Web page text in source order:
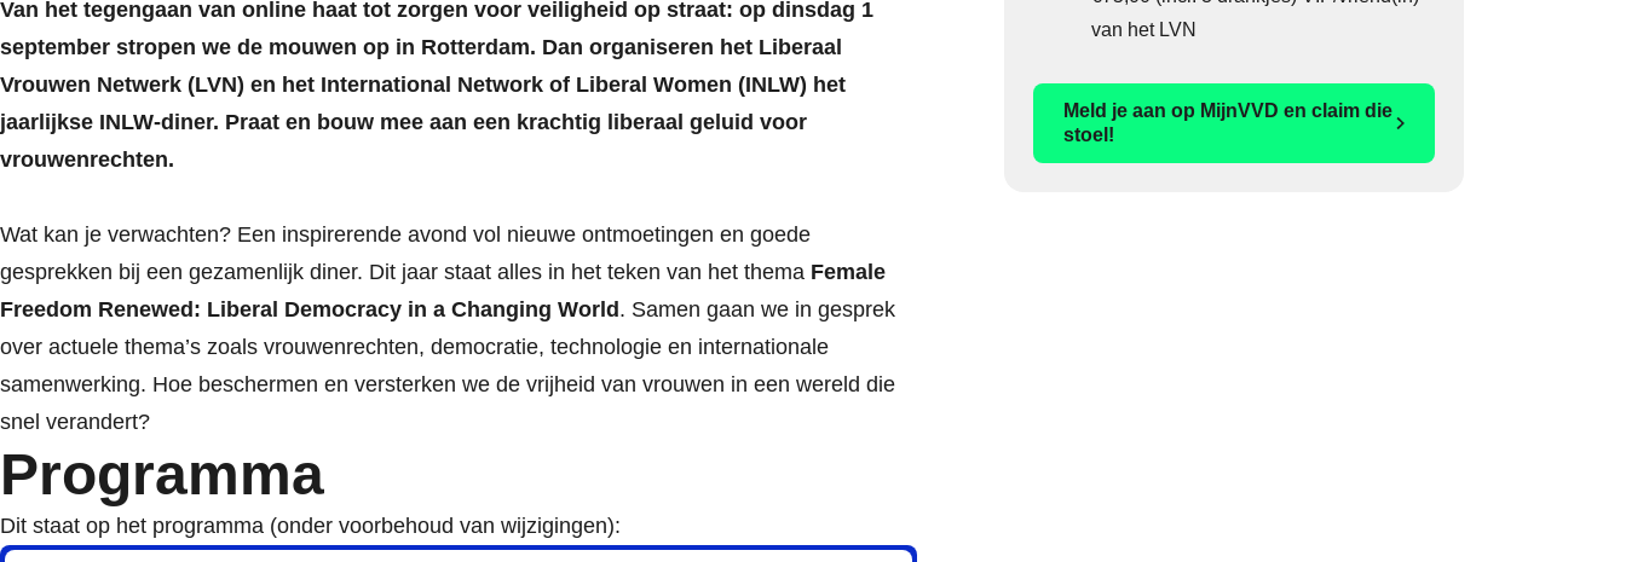
Van het tegengaan van online haat tot zorgen voor veiligheid op straat: op dinsdag 1
september stropen we de mouwen op in Rotterdam. Dan organiseren het Liberaal
Vrouwen Netwerk (LVN) en het International Network of Liberal Women (INLW) het
jaarlijkse INLW-diner. Praat en bouw mee aan een krachtig liberaal geluid voor
vrouwenrechten.
Wat kan je verwachten? Een inspirerende avond vol nieuwe ontmoetingen en goede
gesprekken bij een gezamenlijk diner. Dit jaar staat alles in het teken van het thema Female
Freedom Renewed: Liberal Democracy in a Changing World . Samen gaan we in gesprek
over actuele thema’s zoals vrouwenrechten, democratie, technologie en internationale
samenwerking. Hoe beschermen en versterken we de vrijheid van vrouwen in een wereld die
snel verandert?
Programma
Dit staat op het programma (onder voorbehoud van wijzigingen):
van het LVN
Meld je aan op MijnVVD en claim die
stoel!